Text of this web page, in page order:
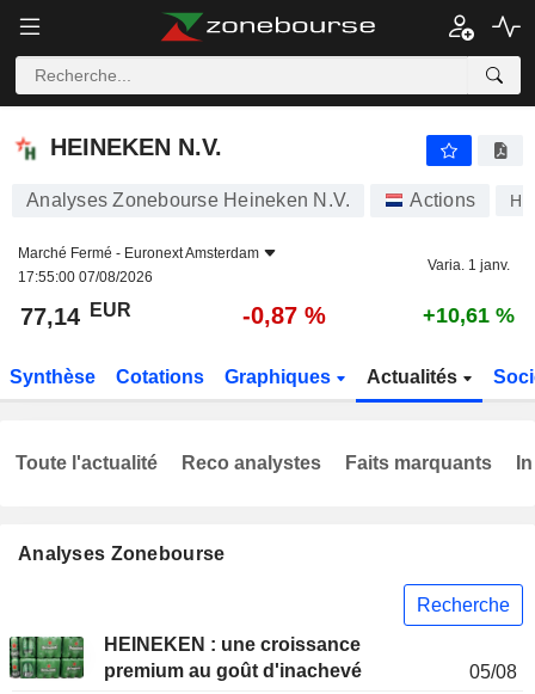
HEINEKEN N.V.
HEINEKEN N.V.
Analyses Zonebourse Heineken N.V. Actions
Marché Fermé - Euronext Amsterdam
17:55:00 07/08/2026
Varia. 1 janv.
77,14 EUR -0,87 % +10,61 %
Synthèse Cotations Graphiques Actualités
Analyses Zonebourse
Recherche
HEINEKEN : une croissance
premium au goût d'inachevé
05/08
Toute l'actualité Reco analystes Faits marquants